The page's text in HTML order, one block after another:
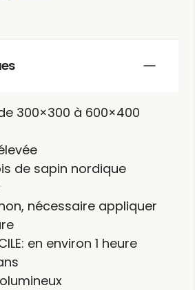
de 300×300 à 600×400
de sapin nordique
non, nécessaire appliquer
en environ 1 heure